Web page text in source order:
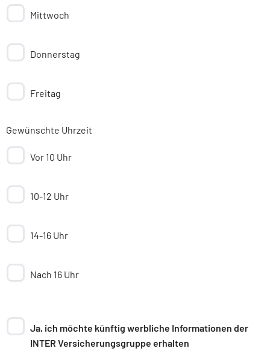
Mittwoch
Donnerstag
Freitag
Gewünschte Uhrzeit
Vor 10 Uhr
10-12 Uhr
14-16 Uhr
Nach 16 Uhr
Ja, ich möchte künftig werbliche Informationen der
INTER Versicherungsgruppe erhalten